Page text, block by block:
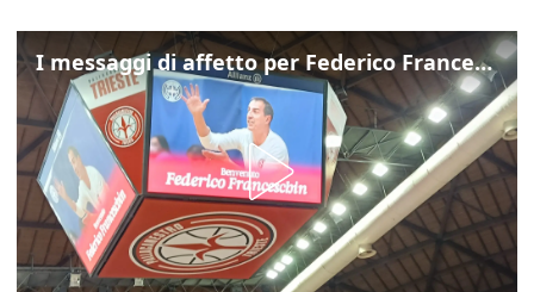
I messaggi di affetto per Federico Franceschin: così il mondo del basket gli è stato accanto fino all’ultimo